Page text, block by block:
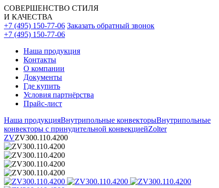
СОВЕРШЕНСТВО СТИЛЯ
И КАЧЕСТВА
+7 (495) 150-77-06 Заказать обратный звонок
+7 (495) 150-77-06
Наша продукция
Контакты
О компании
Документы
Где купить
Условия партнёрства
Прайс-лист
Наша продукцияВнутрипольные конвекторыВнутрипольные
конвекторы с принудительной конвекциейZolter
ZVZV300.110.4200